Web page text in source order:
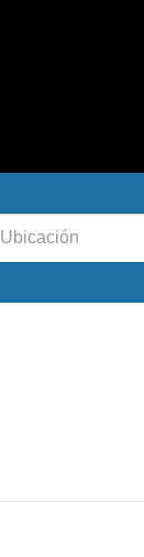
Ubicación